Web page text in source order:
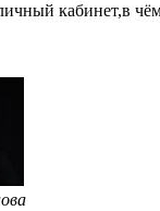
кабинет,в